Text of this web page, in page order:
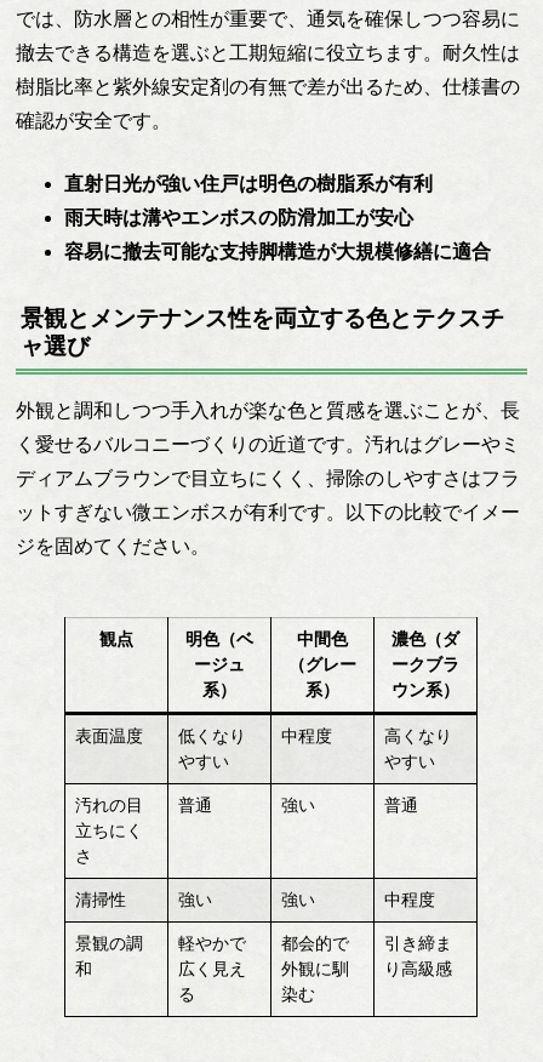
では、防水層との相性が重要で、通気を確保しつつ容易に
撤去できる構造を選ぶと工期短縮に役立ちます。耐久性は
樹脂比率と紫外線安定剤の有無で差が出るため、仕様書の
確認が安全です。
直射日光が強い住戸は明色の樹脂系が有利
雨天時は溝やエンボスの防滑加工が安心
容易に撤去可能な支持脚構造が大規模修繕に適合
景観とメンテナンス性を両立する色とテクスチ
ャ選び
外観と調和しつつ手入れが楽な色と質感を選ぶことが、長
く愛せるバルコニーづくりの近道です。汚れはグレーやミ
ディアムブラウンで目立ちにくく、掃除のしやすさはフラ
ットすぎない微エンボスが有利です。以下の比較でイメー
ジを固めてください。
観点
明色（ベ
ージュ
系）
中間色
（グレー
系）
濃色（ダ
ークブラ
ウン系）
表面温度
低くなり
やすい
中程度
高くなり
やすい
汚れの目
立ちにく
さ
普通 強い 普通
清掃性 強い 強い 中程度
景観の調
和
軽やかで
広く見え
る
都会的で
外観に馴
染む
引き締ま
り高級感